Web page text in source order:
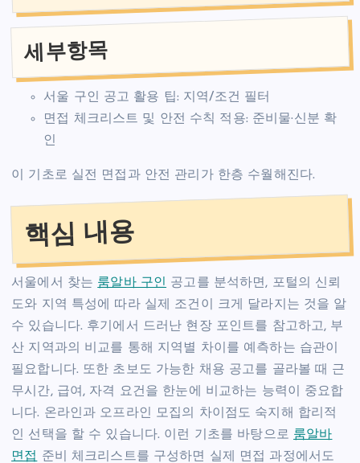
세부항목
서울 구인 공고 활용 팁: 지역/조건 필터
면접 체크리스트 및 안전 수칙 적용: 준비물·신분 확
인
이 기초로 실전 면접과 안전 관리가 한층 수월해진다.
핵심 내용
서울에서 찾는 룸알바 구인 공고를 분석하면, 포털의 신뢰
도와 지역 특성에 따라 실제 조건이 크게 달라지는 것을 알
수 있습니다. 후기에서 드러난 현장 포인트를 참고하고, 부
산 지역과의 비교를 통해 지역별 차이를 예측하는 습관이
필요합니다. 또한 초보도 가능한 채용 공고를 골라볼 때 근
무시간, 급여, 자격 요건을 한눈에 비교하는 능력이 중요합
니다. 온라인과 오프라인 모집의 차이점도 숙지해 합리적
인 선택을 할 수 있습니다. 이런 기초를 바탕으로 룸알바
면접 준비 체크리스트를 구성하면 실제 면접 과정에서도